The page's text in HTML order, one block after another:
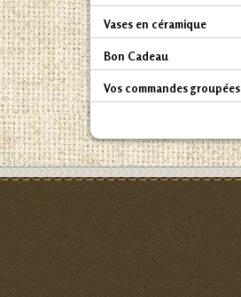
Vases en céramique
Bon Cadeau
Vos commandes groupées